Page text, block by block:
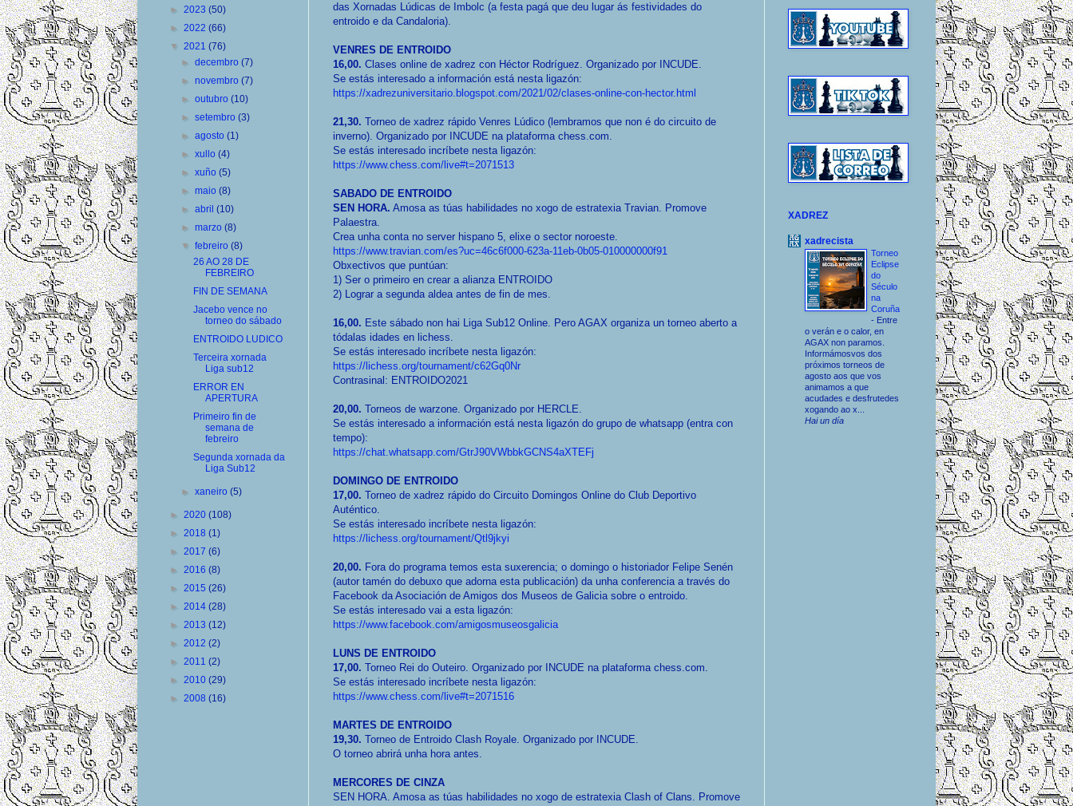
das Xornadas Lúdicas de Imbolc (a festa pagá que deu lugar ás festividades do
entroido e da Candaloria).
VENRES DE ENTROIDO
16,00. Clases online de xadrez con Héctor Rodríguez. Organizado por INCUDE.
Se estás interesado a información está nesta ligazón:
https://xadrezuniversitario.blogspot.com/2021/02/clases-online-con-hector.html
21,30. Torneo de xadrez rápido Venres Lúdico (lembramos que non é do circuito de
inverno). Organizado por INCUDE na plataforma chess.com.
Se estás interesado incríbete nesta ligazón:
https://www.chess.com/live#t=2071513
SABADO DE ENTROIDO
SEN HORA. Amosa as túas habilidades no xogo de estratexia Travian. Promove
Palaestra.
Crea unha conta no server hispano 5, elixe o sector noroeste.
https://www.travian.com/es?uc=46c6f000-623a-11eb-0b05-010000000f91
Obxectivos que puntúan:
1) Ser o primeiro en crear a alianza ENTROIDO
2) Lograr a segunda aldea antes de fin de mes.
16,00. Este sábado non hai Liga Sub12 Online. Pero AGAX organiza un torneo aberto a
tódalas idades en lichess.
Se estás interesado incríbete nesta ligazón:
https://lichess.org/tournament/c62Gq0Nr
Contrasinal: ENTROIDO2021
20,00. Torneos de warzone. Organizado por HERCLE.
Se estás interesado a información está nesta ligazón do grupo de whatsapp (entra con
tempo):
https://chat.whatsapp.com/GtrJ90VWbbkGCNS4aXTEFj
DOMINGO DE ENTROIDO
17,00. Torneo de xadrez rápido do Circuito Domingos Online do Club Deportivo
Auténtico.
Se estás interesado incríbete nesta ligazón:
https://lichess.org/tournament/Qtl9jkyi
20,00. Fora do programa temos esta suxerencia; o domingo o historiador Felipe Senén
(autor tamén do debuxo que adorna esta publicación) da unha conferencia a través do
Facebook da Asociación de Amigos dos Museos de Galicia sobre o entroido.
Se estás interesado vai a esta ligazón:
https://www.facebook.com/amigosmuseosgalicia
LUNS DE ENTROIDO
17,00. Torneo Rei do Outeiro. Organizado por INCUDE na plataforma chess.com.
Se estás interesado incríbete nesta ligazón:
https://www.chess.com/live#t=2071516
MARTES DE ENTROIDO
19,30. Torneo de Entroido Clash Royale. Organizado por INCUDE.
O torneo abrirá unha hora antes.
MERCORES DE CINZA
SEN HORA. Amosa as túas habilidades no xogo de estratexia Clash of Clans. Promove
► 2023 (50)
► 2022 (66)
▼ 2021 (76)
►decembro(7)
►novembro(7)
►outubro(10)
►setembro(3)
►agosto(1)
►xullo(4)
►xuño(5)
►maio(8)
►abril(10)
►marzo(8)
▼febreiro(8)
26 AO 28 DE
FEBREIRO
FIN DE SEMANA
Jacebo vence no
torneo do sábado
ENTROIDO LUDICO
Terceira xornada
Liga sub12
ERROR EN
APERTURA
Primeiro fin de
semana de
febreiro
Segunda xornada da
Liga Sub12
►xaneiro(5)
► 2020 (108)
► 2018 (1)
► 2017 (6)
► 2016 (8)
► 2015 (26)
► 2014 (28)
► 2013 (12)
► 2012 (2)
► 2011 (2)
► 2010 (29)
► 2008 (16)
XADREZ
xadrecista
Torneo
Eclipse
do
Século
na
Coruña
- Entre
o verán e o calor, en
AGAX non paramos.
Informámosvos dos
próximos torneos de
agosto aos que vos
animamos a que
acudades e desfrutedes
xogando ao x...
Hai un día